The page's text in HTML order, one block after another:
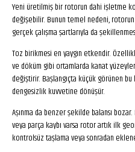
Yeni üretilmiş bir rotorun dahi işletme
değişebilir. Bunun temel nedeni,
gerçek çalışma şartlarıyla da
Toz birikmesi en yaygın etkendir.
ve döküm gibi ortamlarda kanat
değiştirir. Başlangıçta küçük görünen
dengesizlik kuvvetine dönüşür.
Aşınma da benzer şekilde balansı
veya parça kaybı varsa rotor artık ilk
kontrolsüz taşlama veya sonradan